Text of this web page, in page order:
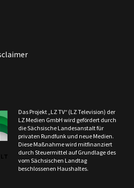
Das Projekt „LZ TV“ (LZ Television) der
LZ Medien GmbH wird gefördert durch
die Sächsische Landesanstalt für
privaten Rundfunk und neue Medien.
Diese Maßnahme wird mitfinanziert
durch Steuermittel auf Grundlage des
vom Sächsischen Landtag
beschlossenen Haushaltes.